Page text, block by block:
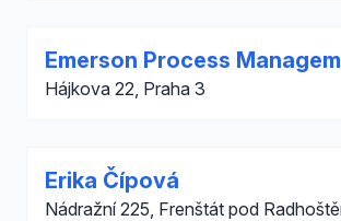
Emerson Process
Hájkova 22, Praha 3
Erika Čípová
Nádražní 225, Frenštát pod